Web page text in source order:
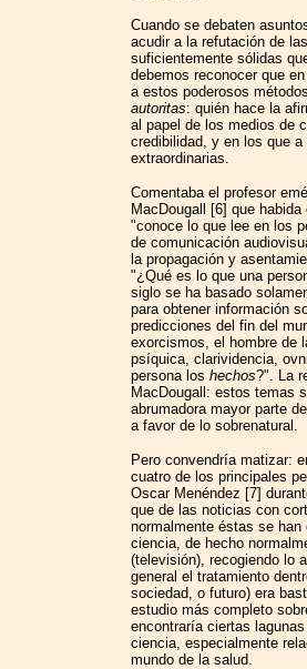
Cuando se debaten
acudir a la refutación de
suficientemente sólidas
debemos reconocer que
a estos poderosos
autoritas: quién hace la
al papel de los medios de
credibilidad, y en los que
extraordinarias.
Comentaba el profesor
MacDougall [6] que
"conoce lo que lee en los
de comunicación
la propagación y
"¿Qué es lo que una
siglo se ha basado
para obtener información
predicciones del fin del
exorcismos, el hombre de
psíquica, clarividencia,
persona los hechos?". La
MacDougall: estos temas
abrumadora mayor parte
a favor de lo sobrenatural.
Pero convendría matizar:
cuatro de los principales
Oscar Menéndez [7]
que de las noticias con
normalmente éstas se
ciencia, de hecho
(televisión), recogiendo lo
general el tratamiento
sociedad, o futuro) era
estudio más completo
encontraría ciertas
ciencia, especialmente
mundo de la salud.